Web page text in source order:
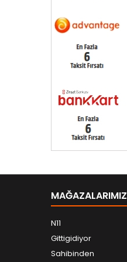
MAĞAZALARIMIZ
N11
Gittigidiyor
Sahibinden